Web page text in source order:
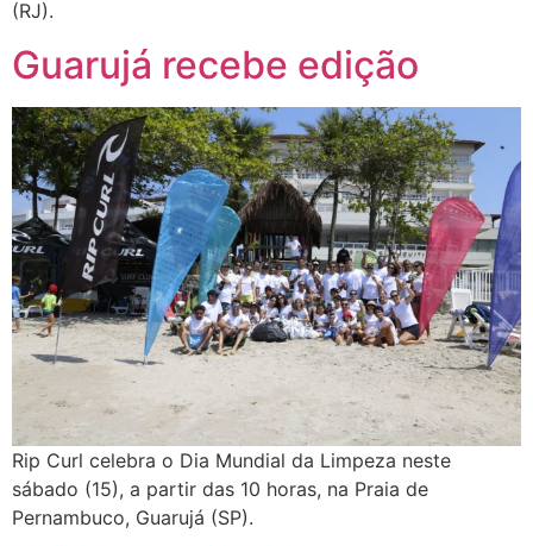
(RJ).
Guarujá recebe edição
Rip Curl celebra o Dia Mundial da Limpeza neste
sábado (15), a partir das 10 horas, na Praia de
Pernambuco, Guarujá (SP).